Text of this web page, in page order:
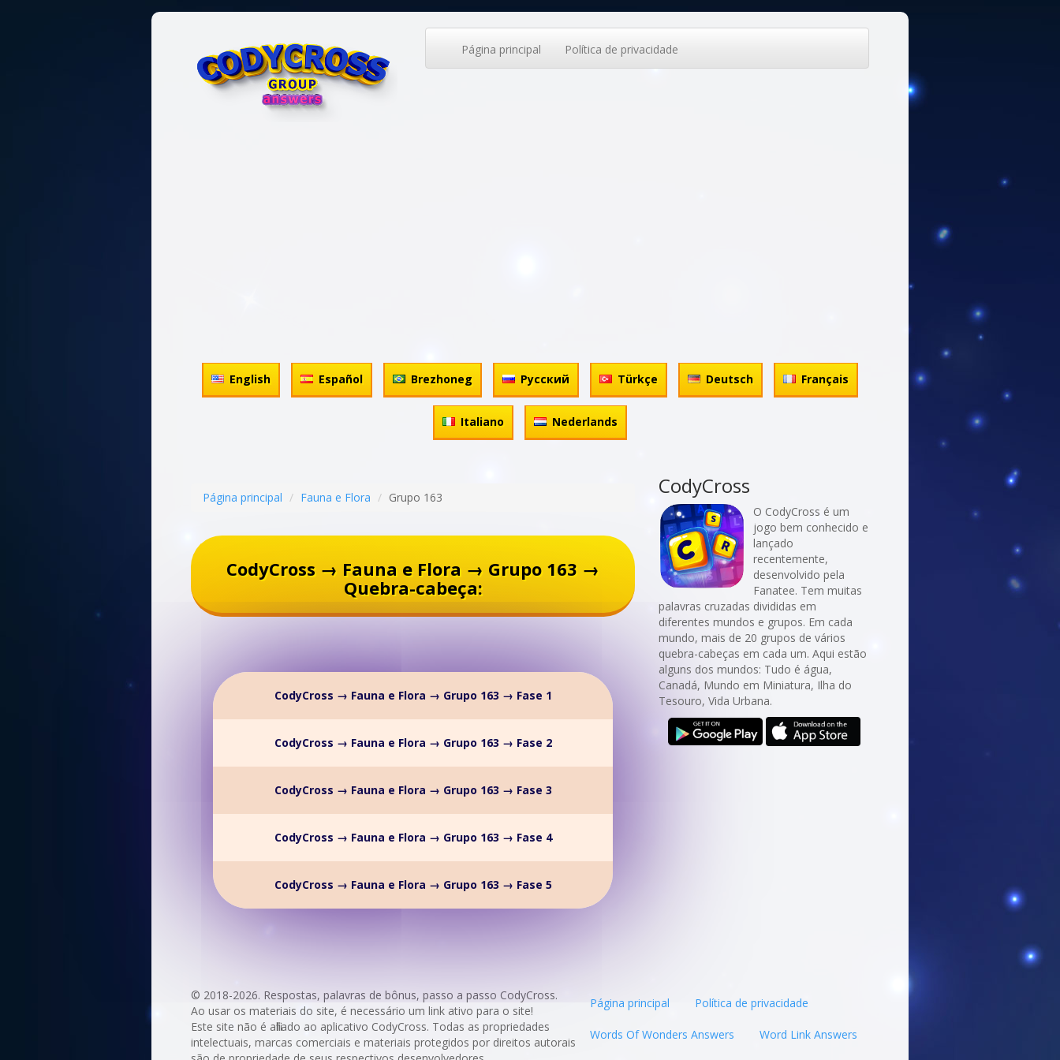
Página principal Política de privacidade
English Español Brezhoneg Русский Türkçe Deutsch Français
Italiano Nederlands
Página principal Fauna e Flora Grupo 163
CodyCross → Fauna e Flora → Grupo 163 →
Quebra-cabeça:
CodyCross → Fauna e Flora → Grupo 163 → Fase 1
CodyCross → Fauna e Flora → Grupo 163 → Fase 2
CodyCross → Fauna e Flora → Grupo 163 → Fase 3
CodyCross → Fauna e Flora → Grupo 163 → Fase 4
CodyCross → Fauna e Flora → Grupo 163 → Fase 5
CodyCross
O CodyCross é um
jogo bem conhecido e
lançado
recentemente,
desenvolvido pela
Fanatee. Tem muitas
palavras cruzadas divididas em
diferentes mundos e grupos. Em cada
mundo, mais de 20 grupos de vários
quebra-cabeças em cada um. Aqui estão
alguns dos mundos: Tudo é água,
Canadá, Mundo em Miniatura, Ilha do
Tesouro, Vida Urbana.
Página principal Política de privacidade
Words Of Wonders Answers Word Link Answers
© 2018-2026. Respostas, palavras de bônus, passo a passo CodyCross.
Ao usar os materiais do site, é necessário um link ativo para o site!
Este site não é afiliado ao aplicativo CodyCross. Todas as propriedades
intelectuais, marcas comerciais e materiais protegidos por direitos autorais